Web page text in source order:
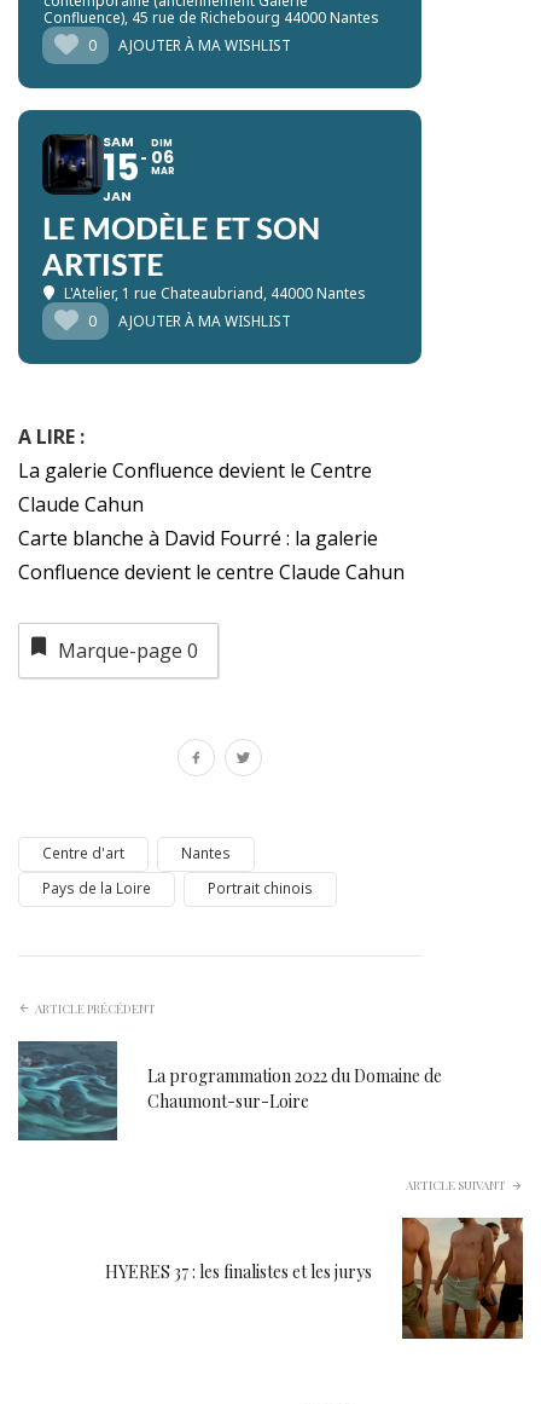
Confluence), 45 rue de Richebourg 44000 Nantes
0
AJOUTER À MA WISHLIST
SAM
15
JAN
DIM
06
MAR
LE MODÈLE ET SON
ARTISTE
L'Atelier, 1 rue Chateaubriand, 44000 Nantes
0
AJOUTER À MA WISHLIST
A LIRE :
La galerie Confluence devient le Centre
Claude Cahun
Carte blanche à David Fourré : la galerie
Confluence devient le centre Claude Cahun
Marque-page 0
Centre d'art
Nantes
Pays de la Loire
Portrait chinois
ARTICLE PRÉCÉDENT
La programmation 2022 du Domaine de
Chaumont-sur-Loire
ARTICLE SUIVANT
HYERES 37 : les finalistes et les jurys